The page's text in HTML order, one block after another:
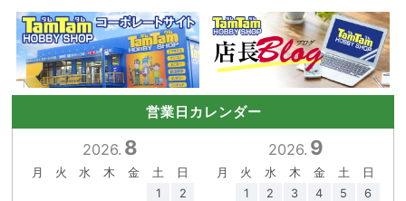
営業日カレンダー
2026. 8
月 火 水 木 金 土
日
1
2
2026. 9
月 火 水 木 金 土
日
1
2 3 4 5
6